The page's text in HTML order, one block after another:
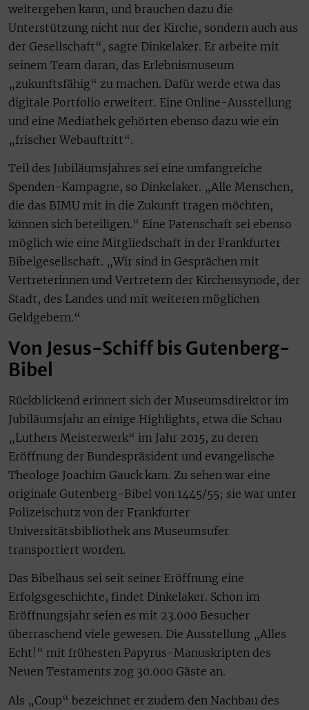
weitergehen kann, und brauchen dazu die
Unterstützung nicht nur der Kirche, sondern auch aus
der Gesellschaft“, sagte Dinkelaker. Er arbeite mit
seinem Team daran, das Erlebnismuseum
„zukunftsfähig“ zu machen. Dafür werde etwa das
digitale Portfolio erweitert. Eine Online-Ausstellung
und eine Mediathek gehörten ebenso dazu wie ein
„frischer Webauftritt“.
Teil des Jubiläumsjahres sei eine umfangreiche
Spenden-Kampagne, so Dinkelaker. „Alle Menschen,
die das BIMU mit in die Zukunft tragen möchten,
können sich beteiligen.“ Eine Patenschaft sei ebenso
möglich wie eine Mitgliedschaft in der Frankfurter
Bibelgesellschaft. „Wir sind in Gesprächen mit
Vertreterinnen und Vertretern der Kirchensynode, der
Stadt, des Landes und mit weiteren möglichen
Geldgebern.“
Von Jesus-Schiff bis Gutenberg-
Bibel
Rückblickend erinnert sich der Museumsdirektor im
Jubiläumsjahr an einige Highlights, etwa die Schau
„Luthers Meisterwerk“ im Jahr 2015, zu deren
Eröffnung der Bundespräsident und evangelische
Theologe Joachim Gauck kam. Zu sehen war eine
originale Gutenberg-Bibel von 1445/55; sie war unter
Polizeischutz von der Frankfurter
Universitätsbibliothek ans Museumsufer
transportiert worden.
Das Bibelhaus sei seit seiner Eröffnung eine
Erfolgsgeschichte, findet Dinkelaker. Schon im
Eröffnungsjahr seien es mit 23.000 Besucher
überraschend viele gewesen. Die Ausstellung „Alles
Echt!“ mit frühesten Papyrus-Manuskripten des
Neuen Testaments zog 30.000 Gäste an.
Als „Coup“ bezeichnet er zudem den Nachbau des